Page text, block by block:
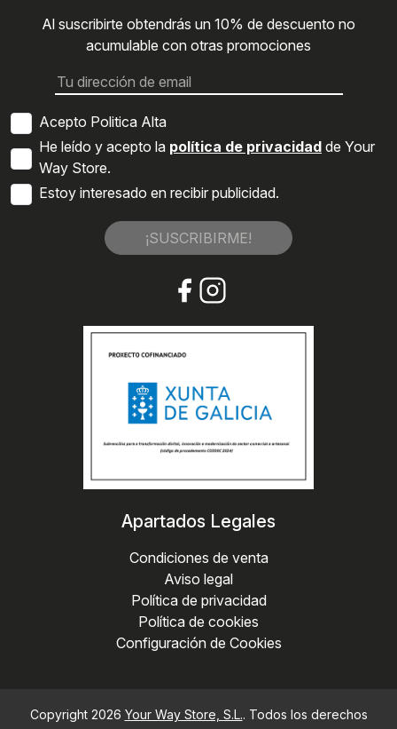
Al suscribirte obtendrás un 10% de descuento no
acumulable con otras promociones
Acepto Politica Alta
He leído y acepto la política de privacidad de Your
Way Store.
Estoy interesado en recibir publicidad.
¡SUSCRIBIRME!
Apartados Legales
Condiciones de venta
Aviso legal
Política de privacidad
Política de cookies
Configuración de Cookies
Copyright 2026 Your Way Store, S.L.. Todos los derechos